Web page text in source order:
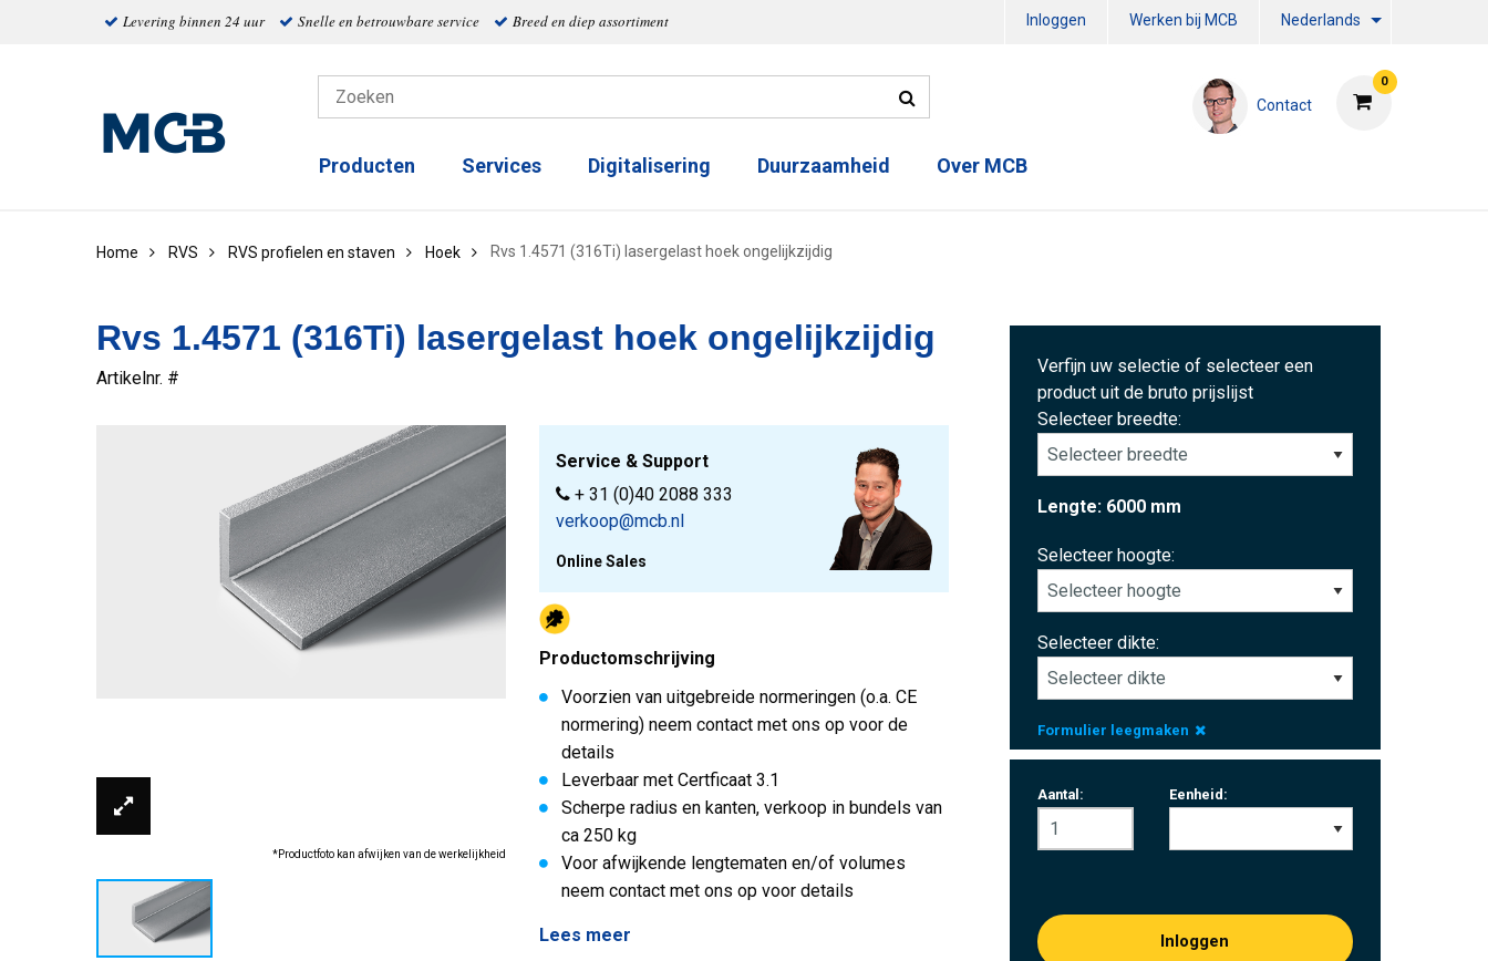
Levering binnen 24 uur Snelle en betrouwbare service Breed en diep assortiment Inloggen Werken bij MCB Nederlands
0
Contact
Producten Services Digitalisering Duurzaamheid Over MCB
Home RVS RVS profielen en staven Hoek Rvs 1.4571 (316Ti) lasergelast hoek ongelijkzijdig
Rvs 1.4571 (316Ti) lasergelast hoek ongelijkzijdig
Artikelnr. #
*Productfoto kan afwijken van de werkelijkheid
Service & Support
+ 31 (0)40 2088 333
verkoop@mcb.nl
Online Sales
Productomschrijving
Voorzien van uitgebreide normeringen (o.a. CE
normering) neem contact met ons op voor de
details
Leverbaar met Certficaat 3.1
Scherpe radius en kanten, verkoop in bundels van
ca 250 kg
Voor afwijkende lengtematen en/of volumes
neem contact met ons op voor details
Lees meer
Verfijn uw selectie of selecteer een
product uit de bruto prijslijst
Selecteer breedte:
Lengte: 6000 mm
Selecteer hoogte:
Selecteer dikte:
Formulier leegmaken
Aantal: Eenheid:
Inloggen